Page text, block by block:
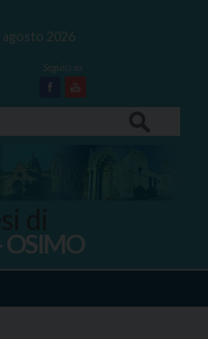
agosto 2026
Facebook
Youtube
OSIMO